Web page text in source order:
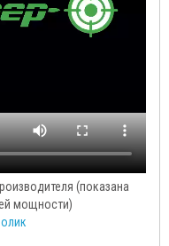
(показана
мощности)